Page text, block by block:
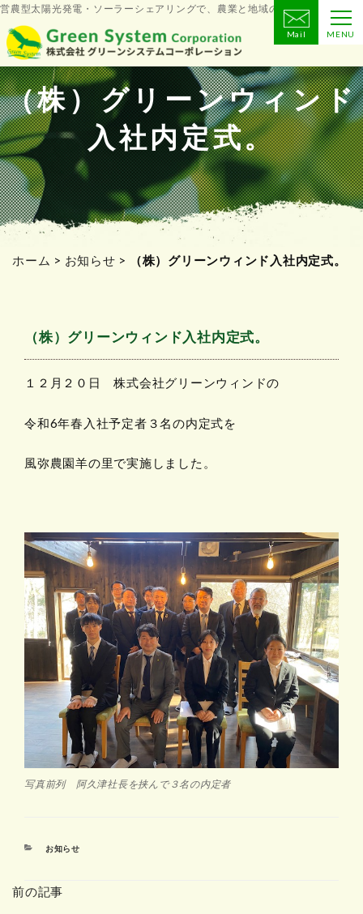
コ
ン
テ
ン
ツ
へ
ス
キ
ッ
プ
営農型太陽光発電・ソーラーシェアリングで、農業と地域の未来をつくる
Mail MENU
（株）グリーンウィンド
入社内定式。
ホーム > お知らせ > （株）グリーンウィンド入社内定式。
（株）グリーンウィンド入社内定式。
１２月２０日 株式会社グリーンウィンドの
令和6年春入社予定者３名の内定式を
風弥農園羊の里で実施しました。
写真前列 阿久津社長を挟んで３名の内定者
カ
リ
お知らせ
前の記事